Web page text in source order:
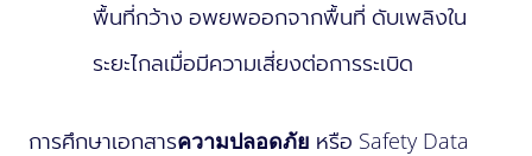
พื้นที่กว้าง อพยพออกจากพื้นที่ ดับเพลิงใน
ระยะไกลเมื่อมีความเสี่ยงต่อการระเบิด
การศึกษาเอกสารความปลอดภัย หรือ Safety Data